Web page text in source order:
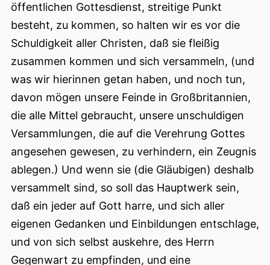
öffentlichen Gottesdienst, streitige Punkt
besteht, zu kommen, so halten wir es vor die
Schuldigkeit aller Christen, daß sie fleißig
zusammen kommen und sich versammeln, (und
was wir hierinnen getan haben, und noch tun,
davon mögen unsere Feinde in Großbritannien,
die alle Mittel gebraucht, unsere unschuldigen
Versammlungen, die auf die Verehrung Gottes
angesehen gewesen, zu verhindern, ein Zeugnis
ablegen.) Und wenn sie (die Gläubigen) deshalb
versammelt sind, so soll das Hauptwerk sein,
daß ein jeder auf Gott harre, und sich aller
eigenen Gedanken und Einbildungen entschlage,
und von sich selbst auskehre, des Herrn
Gegenwart zu empfinden, und eine